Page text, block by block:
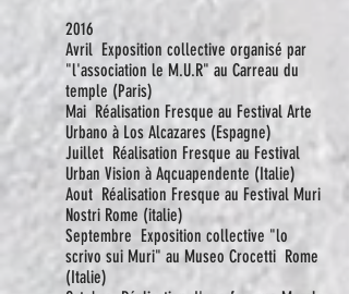
2016
Avril Exposition collective organisé par
"l'association le M.U.R" au Carreau du
temple (Paris)
Mai Réalisation Fresque au Festival Arte
Urbano à Los Alcazares (Espagne)
Juillet Réalisation Fresque au Festival
Urban Vision à Aqcuapendente (Italie)
Aout Réalisation Fresque au Festival Muri
Nostri Rome (italie)
Septembre Exposition collective "lo
scrivo sui Muri" au Museo Crocetti Rome
(Italie)